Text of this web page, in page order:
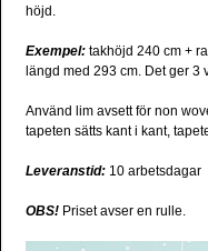
höjd.
Exempel: takhöjd 240 cm +
längd med 293 cm. Det ger 3
Använd lim avsett för non
tapeten sätts kant i kant,
Leveranstid: 10 arbetsdagar
OBS! Priset avser en rulle.